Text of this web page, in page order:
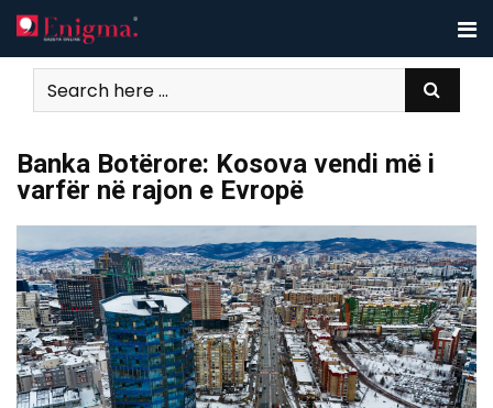
Skip
to
content
​Banka Botërore: Kosova vendi më i
varfër në rajon e Evropë